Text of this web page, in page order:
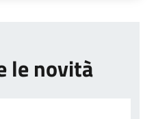
le novità